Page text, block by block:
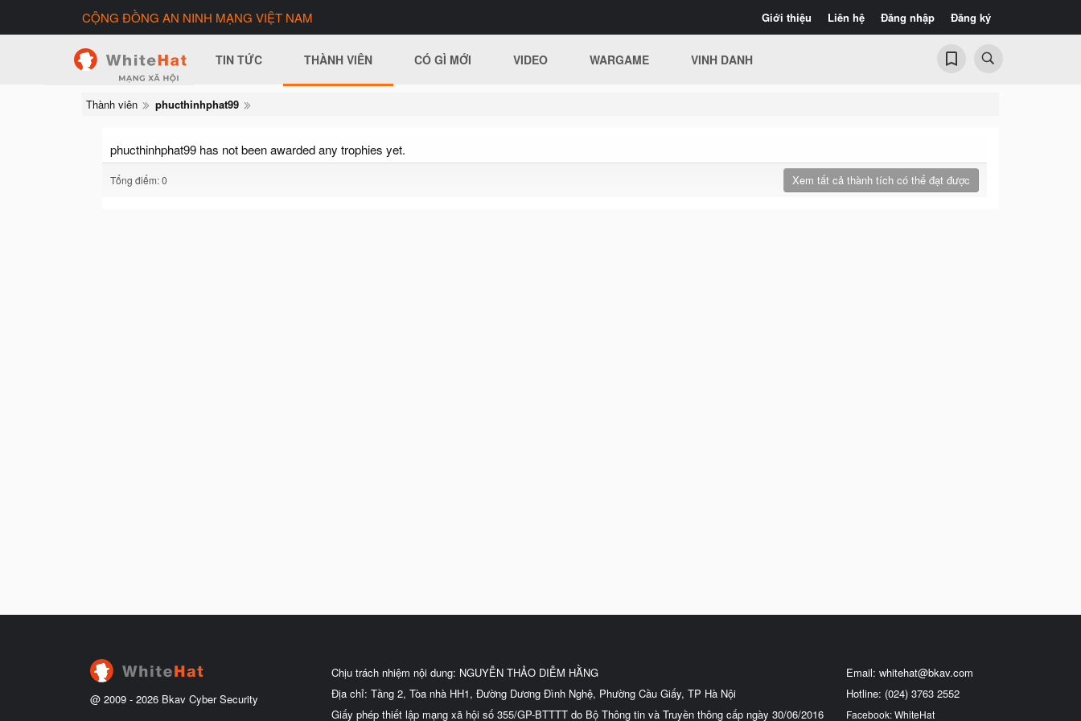
Giới thiệu Liên hệ Đăng nhập Đăng ký
CỘNG ĐỒNG AN NINH MẠNG VIỆT NAM
TIN TỨC THÀNH VIÊN CÓ GÌ MỚI VIDEO WARGAME VINH DANH
Thành viên phucthinhphat99
phucthinhphat99 has not been awarded any trophies yet.
Tổng điểm: 0 Xem tất cả thành tích có thể đạt được
@ 2009 - 2026 Bkav Cyber Security
Chịu trách nhiệm nội dung: NGUYỄN THẢO DIỄM HẰNG
Địa chỉ: Tầng 2, Tòa nhà HH1, Đường Dương Đình Nghệ, Phường Cầu Giấy, TP Hà Nội
Giấy phép thiết lập mạng xã hội số 355/GP-BTTTT do Bộ Thông tin và Truyền thông cấp ngày 30/06/2016
Email: whitehat@bkav.com
Hotline: (024) 3763 2552
Facebook: WhiteHat